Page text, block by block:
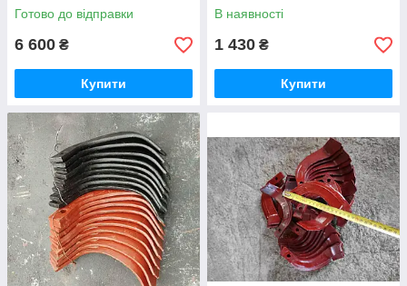
Готово до відправки
6 600 ₴
Купити
В наявності
1 430 ₴
Купити